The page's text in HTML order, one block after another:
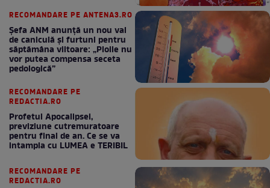
RECOMANDARE PE ANTENA3.RO
Șefa ANM anunță un nou val
de caniculă și furtuni pentru
săptămâna viitoare: „Ploile nu
vor putea compensa seceta
pedologică”
RECOMANDARE PE
REDACTIA.RO
Profetul Apocalipsei,
previziune cutremuratoare
pentru final de an. Ce se va
intampla cu LUMEA e TERIBIL
RECOMANDARE PE
REDACTIA.RO